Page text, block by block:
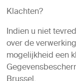
Klachten?
Indien u niet
over de
mogelijkheid een